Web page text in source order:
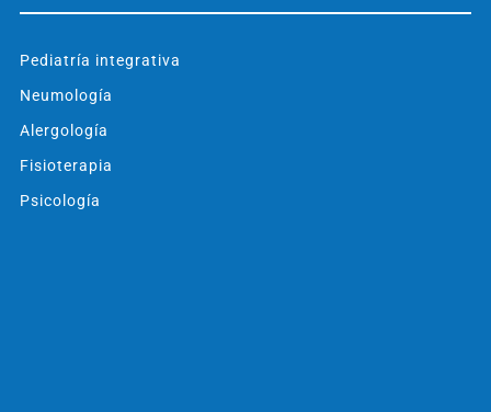
Pediatría integrativa
Neumología
Alergología
Fisioterapia
Psicología